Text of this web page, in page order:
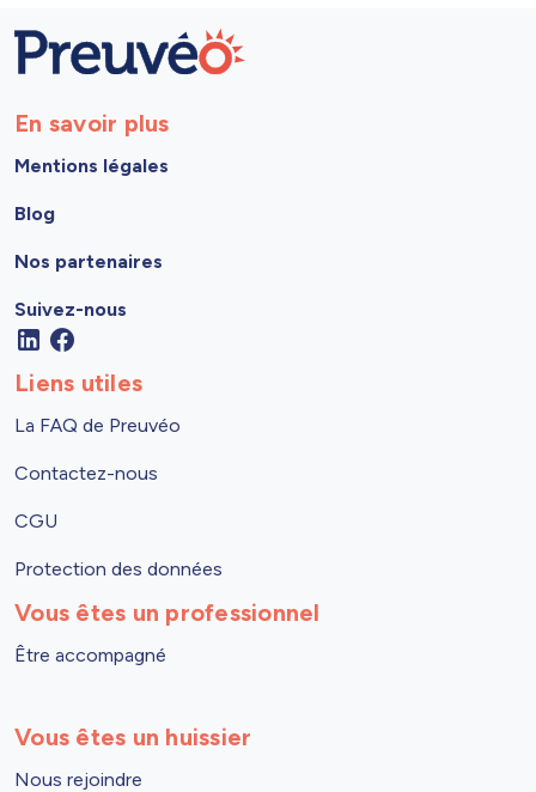
En savoir plus
Mentions légales
Blog
Nos partenaires
Suivez-nous
Liens utiles
La FAQ de Preuvéo
Contactez-nous
CGU
Protection des données
Vous êtes un professionnel
Être accompagné
Vous êtes un huissier
Nous rejoindre